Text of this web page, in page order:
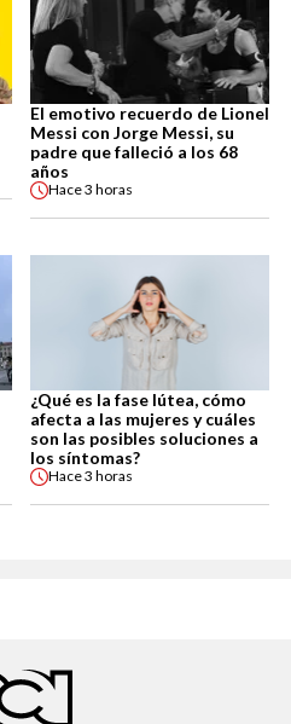
El emotivo recuerdo de Lionel
Messi con Jorge Messi, su
padre que falleció a los 68
años
Hace3 horas
¿Qué es la fase lútea, cómo
afecta a las mujeres y cuáles
son las posibles soluciones a
los síntomas?
Hace3 horas